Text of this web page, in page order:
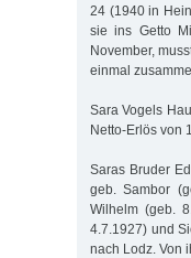
24 (1940 in
sie ins Getto
November,
einmal
Sara Vogels
Netto-Erlös von
Saras Bruder
geb. Sambor
Wilhelm (geb.
4.7.1927) und
nach Lodz. Von